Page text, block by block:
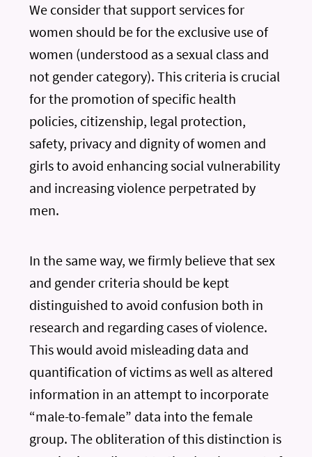
We consider that support services for
women should be for the exclusive use of
women (understood as a sexual class and
not gender category). This criteria is crucial
for the promotion of specific health
policies, citizenship, legal protection,
safety, privacy and dignity of women and
girls to avoid enhancing social vulnerability
and increasing violence perpetrated by
men.
In the same way, we firmly believe that sex
and gender criteria should be kept
distinguished to avoid confusion both in
research and regarding cases of violence.
This would avoid misleading data and
quantification of victims as well as altered
information in an attempt to incorporate
“male-to-female” data into the female
group. The obliteration of this distinction is